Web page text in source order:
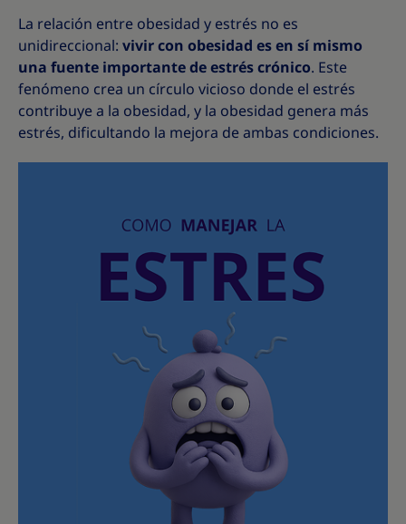
La relación entre obesidad y estrés no es
unidireccional: vivir con obesidad es en sí mismo
una fuente importante de estrés crónico. Este
fenómeno crea un círculo vicioso donde el estrés
contribuye a la obesidad, y la obesidad genera más
estrés, dificultando la mejora de ambas condiciones.